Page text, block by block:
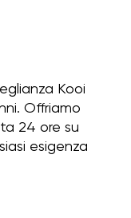
Kooi
Offriamo
24 ore su
esigenza